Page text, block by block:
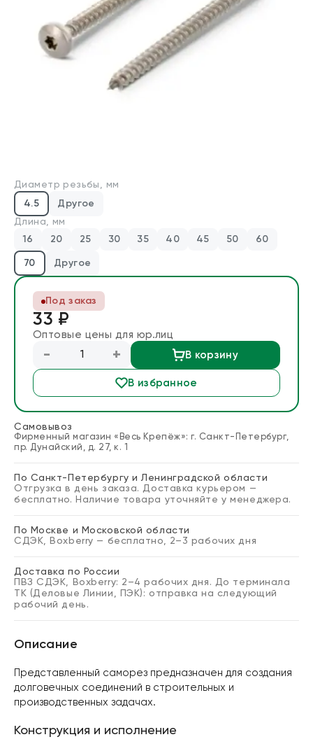
О компании
Оплата и доставка
Калькулятор веса крепежа
Калькулятор химических анкеров
Контакты
Запросить расчет
Диаметр резьбы, мм
4.5
Другое
Длина, мм
16
20 25 30 35 40 45 50 60
70 Другое
Под заказ
33 ₽
Оптовые цены для юр.лиц
- + В корзину
В избранное
Самовывоз
Фирменный магазин «Весь Крепёж»: г. Санкт-Петербург,
пр. Дунайский, д. 27, к. 1
По Санкт-Петербургу и Ленинградской области
Отгрузка в день заказа. Доставка курьером —
бесплатно. Наличие товара уточняйте у менеджера.
По Москве и Московской области
СДЭК, Boxberry — бесплатно, 2–3 рабочих дня
Доставка по России
ПВЗ СДЭК, Boxberry: 2–4 рабочих дня. До терминала
ТК (Деловые Линии, ПЭК): отправка на следующий
рабочий день.
Описание
Представленный саморез предназначен для создания
долговечных соединений в строительных и
производственных задачах.
Конструкция и исполнение